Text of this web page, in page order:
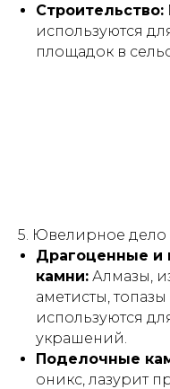
Строительство:
используются
площадок в
5. Ювелирное дело
Драгоценные и
камни: Алмазы,
аметисты,
используются
украшений.
Поделочные
оникс, лазурит